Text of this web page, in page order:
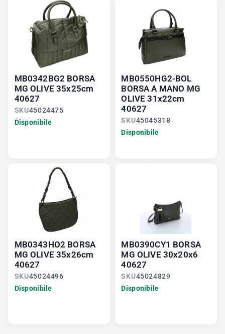
MB0342BG2 BORSA
MG OLIVE 35x25cm
40627
SKU45024475
Disponibile
MB0550HG2-BOL
BORSA A MANO MG
OLIVE 31x22cm
40627
SKU45045318
Disponibile
MB0343HO2 BORSA
MG OLIVE 35x26cm
40627
SKU45024496
Disponibile
MB0390CY1 BORSA
MG OLIVE 30x20x6
40627
SKU45024829
Disponibile